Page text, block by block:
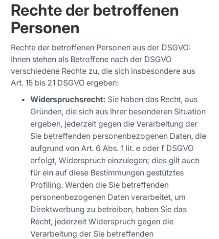
Rechte der betroffenen
Personen
Rechte der betroffenen Personen aus der DSGVO:
Ihnen stehen als Betroffene nach der DSGVO
verschiedene Rechte zu, die sich insbesondere aus
Art. 15 bis 21 DSGVO ergeben:
Widerspruchsrecht: Sie haben das Recht, aus
Gründen, die sich aus Ihrer besonderen Situation
ergeben, jederzeit gegen die Verarbeitung der
Sie betreffenden personenbezogenen Daten, die
aufgrund von Art. 6 Abs. 1 lit. e oder f DSGVO
erfolgt, Widerspruch einzulegen; dies gilt auch
für ein auf diese Bestimmungen gestütztes
Profiling. Werden die Sie betreffenden
personenbezogenen Daten verarbeitet, um
Direktwerbung zu betreiben, haben Sie das
Recht, jederzeit Widerspruch gegen die
Verarbeitung der Sie betreffenden